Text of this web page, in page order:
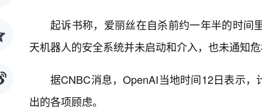
起诉书称，爱丽丝在自杀前约一年半的时间
天机器人的安全系统并未启动和介入，也未通知
据CNBC消息，OpenAI当地时间12日表示
出的各项顾虑。